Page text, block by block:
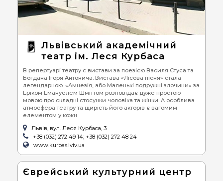
Львівський академічний
театр ім. Леся Курбаса
В репертуарі театру є вистави за поезією Василя Стуса та
Богдана Ігоря Антонича. Вистава «Лісова пісня» стала
легендарною. «Амнезія, або Маленькі подружні злочини» за
Еріком Емануелем Шміттом розповідає дуже простою
мовою про складні стосунки чоловіка та жінки. А особлива
атмосфера театру та щирість його акторів є вагомим
елементом у кожн
Львів, вул. Леся Курбаса, 3
+38 (032) 272 49 14; +38 (032) 272 48 24
www.kurbas.lviv.ua
Єврейський культурний центр